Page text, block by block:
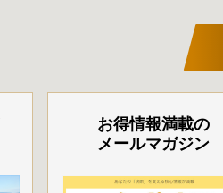
お得情報満載の
メールマガジン